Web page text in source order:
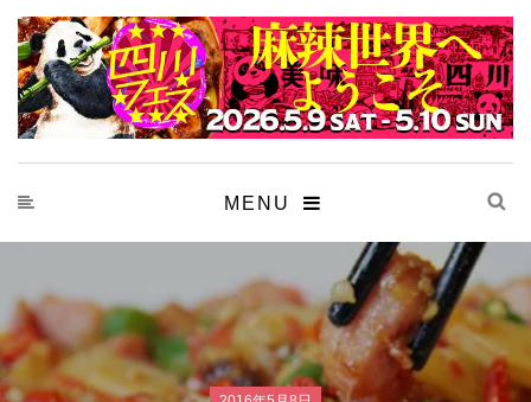
MENU